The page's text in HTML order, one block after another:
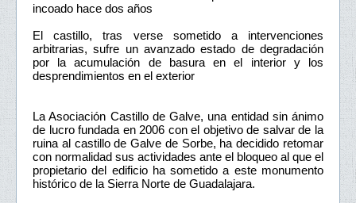
incoado hace dos años
El castillo, tras verse sometido a intervenciones
arbitrarias, sufre un avanzado estado de degradación
por la acumulación de basura en el interior y los
desprendimientos en el exterior
La Asociación Castillo de Galve, una entidad sin ánimo
de lucro fundada en 2006 con el objetivo de salvar de la
ruina al castillo de Galve de Sorbe, ha decidido retomar
con normalidad sus actividades ante el bloqueo al que el
propietario del edificio ha sometido a este monumento
histórico de la Sierra Norte de Guadalajara.